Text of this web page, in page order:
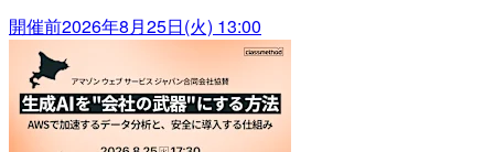
開催前2026年8月25日(火) 13:00